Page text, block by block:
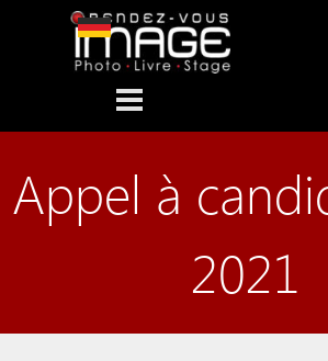
Aller au contenu
Sauter le menu
Appel à
2021